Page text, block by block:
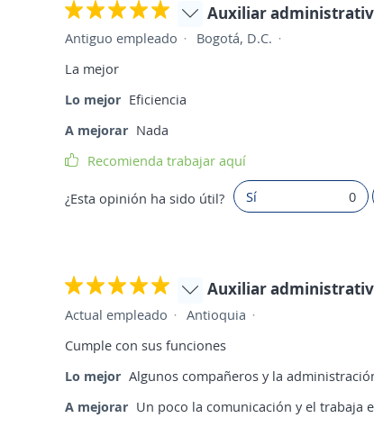
Auxiliar
Antiguo empleado
Bogotá, D.C.
La mejor
Lo mejor Eficiencia
A mejorar Nada
Recomienda trabajar aquí
¿Esta opinión ha sido útil? Sí 0
Auxiliar
Actual empleado
Antioquia
Cumple con sus funciones
Lo mejor Algunos compañeros y la
A mejorar Un poco la comunicación y el trabaja